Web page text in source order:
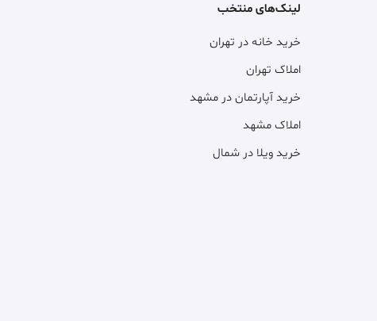
لینک‌های منتخب
خرید خانه در تهران
املاک تهران
خرید آپارتمان در مشهد
املاک مشهد
خرید ویلا در شمال